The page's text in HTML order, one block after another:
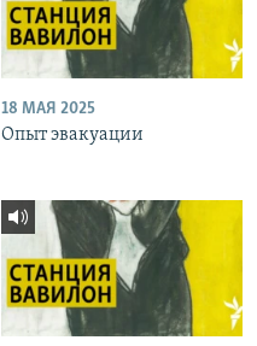
18 МАЯ 2025
Опыт эвакуации